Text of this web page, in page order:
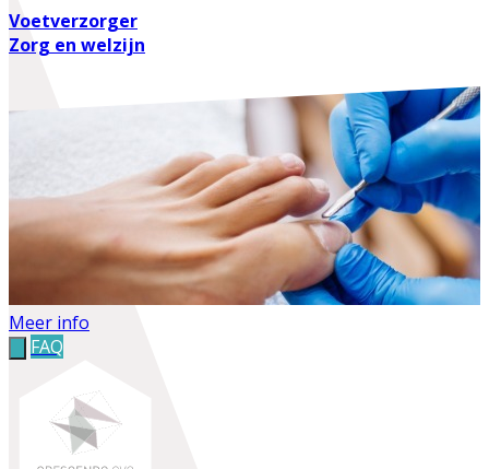
Voetverzorger
Zorg en welzijn
Meer info
FAQ